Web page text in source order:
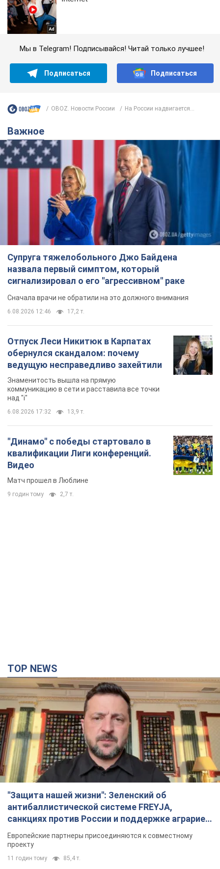
Мы в Telegram! Подписывайся! Читай только лучшее!
Подписаться Подписаться
OBOZ. Новости России На России надвигается...
Важное
Супруга тяжелобольного Джо Байдена
назвала первый симптом, который
сигнализировал о его "агрессивном" раке
Сначала врачи не обратили на это должного внимания
6.08.2026 12:46 17,2 т.
Отпуск Леси Никитюк в Карпатах
обернулся скандалом: почему
ведущую несправедливо захейтили
Знаменитость вышла на прямую
коммуникацию в сети и расставила все точки
над "i"
6.08.2026 17:32 13,9 т.
"Динамо" с победы стартовало в
квалификации Лиги конференций.
Видео
Матч прошел в Люблине
9 годин тому 2,7 т.
TOP NEWS
"Защита нашей жизни": Зеленский об
антибаллистической системе FREYJA,
санкциях против России и поддержке аграриев.
Видео
Европейские партнеры присоединяются к совместному
проекту
11 годин тому 85,4 т.